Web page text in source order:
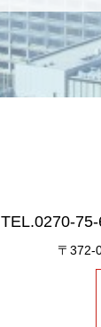
TEL.0270-
〒372-